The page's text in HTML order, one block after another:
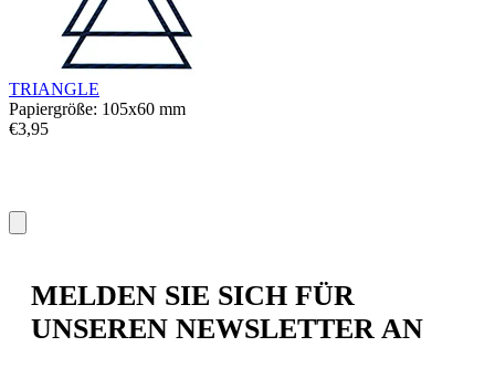
TRIANGLE
Papiergröße: 105x60 mm
€3,95
MELDEN SIE SICH FÜR
UNSEREN NEWSLETTER AN